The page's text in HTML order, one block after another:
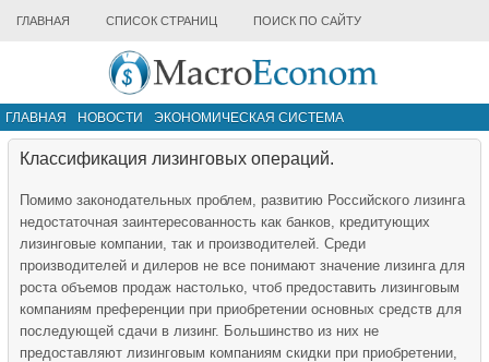
ГЛАВНАЯ СПИСОК СТРАНИЦ ПОИСК ПО САЙТУ
ГЛАВНАЯ НОВОСТИ
ЭКОНОМИЧЕСКАЯ СИСТЕМА
ИНФРАСТРУКТУРА РЫНКА
Классификация лизинговых операций.
Помимо законодательных проблем, развитию Российского лизинга
недостаточная заинтересованность как банков, кредитующих
лизинговые компании, так и производителей. Среди
производителей и дилеров не все понимают значение лизинга для
роста объемов продаж настолько, чтоб предоставить лизинговым
компаниям преференции при приобретении основных средств для
последующей сдачи в лизинг. Большинство из них не
предоставляют лизинговым компаниям скидки при приобретении,